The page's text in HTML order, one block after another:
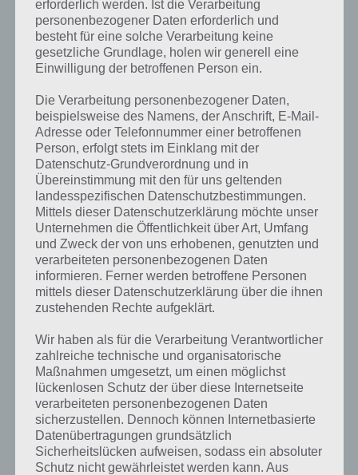
Kurze Begriffserklärung zur Lösung Sport
Sport ist die Lösung für das tägliche Rätsel am 17. Oktober 2017 in 4
Bilder 1 Wort, doch welche Bedeutung hat dieses eigentlich?
Sport ist nun eigentlich kein Wort, dass man nicht kennt, trotzdem
werden auch heute wieder viele daran verzweifelt sein, welches Wort
denn im Spiel gesucht worden ist. Schließlich ist Sport
allgegenwärtig.
Bei Sport handelt es sich um eine intensive körperliche Betätigung.
Aber nicht nur die körperliche Tätigkeit zählt zum Sport, auch die
geistige. Der körperliche Sport wird in unterschiedlichsten
Sportarten betrieben. So gibt es die Leichtathletik, Fußball, Handball
und vieles mehr.
Neben dem aktiven Sport gibt es auch den passiven Sportkonsum.
So werden aktive Sportausübungen als Zuschauer verfolgt,
beispielsweise direkt vor Ort oder über ein Massenmedium wie den
Fernseher oder Internet. Vor allem beim Fußball hat sich in
Deutschland und vielen weiteren Ländern ein Passiv-Sportkult
entwickelt.
erforderlich werden. Ist die Verarbeitung
personenbezogener Daten erforderlich und
besteht für eine solche Verarbeitung keine
gesetzliche Grundlage, holen wir generell eine
Einwilligung der betroffenen Person ein.
Die Verarbeitung personenbezogener Daten,
beispielsweise des Namens, der Anschrift, E-Mail-
Adresse oder Telefonnummer einer betroffenen
Person, erfolgt stets im Einklang mit der
Datenschutz-Grundverordnung und in
Übereinstimmung mit den für uns geltenden
landesspezifischen Datenschutzbestimmungen.
Mittels dieser Datenschutzerklärung möchte unser
Unternehmen die Öffentlichkeit über Art, Umfang
und Zweck der von uns erhobenen, genutzten und
verarbeiteten personenbezogenen Daten
informieren. Ferner werden betroffene Personen
mittels dieser Datenschutzerklärung über die ihnen
zustehenden Rechte aufgeklärt.
Wir haben als für die Verarbeitung Verantwortlicher
zahlreiche technische und organisatorische
Maßnahmen umgesetzt, um einen möglichst
lückenlosen Schutz der über diese Internetseite
verarbeiteten personenbezogenen Daten
sicherzustellen. Dennoch können Internetbasierte
Datenübertragungen grundsätzlich
Sicherheitslücken aufweisen, sodass ein absoluter
Schutz nicht gewährleistet werden kann. Aus